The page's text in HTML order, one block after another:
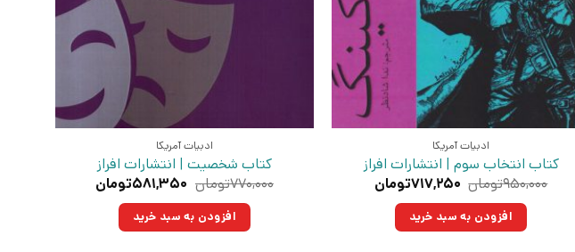
ادبیات آمریکا
کتاب انتخاب سوم | انتشارات افراز
۹۵۰,۰۰۰تومان قیمت
۹۵۰,۰۰۰تومان
بود.
۷۱۷,۲۵۰تومان
افزودن به سبد خرید
ادبیات آمریکا
کتاب شخصیت | انتشارات افراز
۷۷۰,۰۰۰تومان قیمت
۷۷۰,۰۰۰تومان
بود.
۵۸۱,۳۵۰تومانقیمت
افزودن به سبد خرید